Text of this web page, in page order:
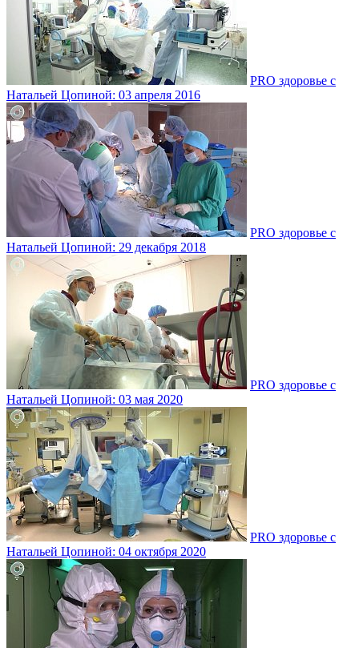
PRO здоровье с
Натальей Цопиной: 03 апреля 2016
PRO здоровье с
Натальей Цопиной: 29 декабря 2018
PRO здоровье с
Натальей Цопиной: 03 мая 2020
PRO здоровье с
Натальей Цопиной: 04 октября 2020